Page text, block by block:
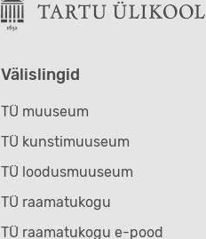
Välislingid
TÜ muuseum
TÜ kunstimuuseum
TÜ loodusmuuseum
TÜ raamatukogu
TÜ raamatukogu e-pood